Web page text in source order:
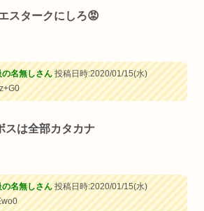
スタークにしろ😡
名無しさん投稿日時:2020/01/15(水)
スは全部カタカナ
名無しさん投稿日時:2020/01/15(水)